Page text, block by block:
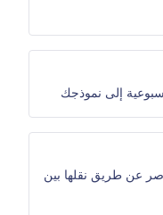
إلى نموذجك
عن طريق نقلها بين